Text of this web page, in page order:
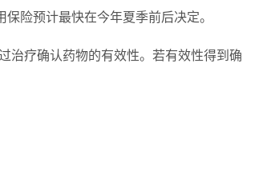
险预计最快在今年夏季前后决定。
治疗确认药物的有效性。若有效性得到确